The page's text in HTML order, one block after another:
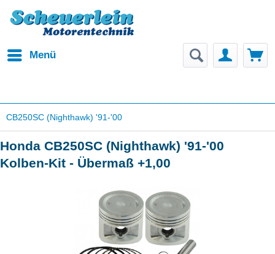
Menü
CB250SC (Nighthawk) '91-'00
Honda CB250SC (Nighthawk) '91-'00
Kolben-Kit - Übermaß +1,00